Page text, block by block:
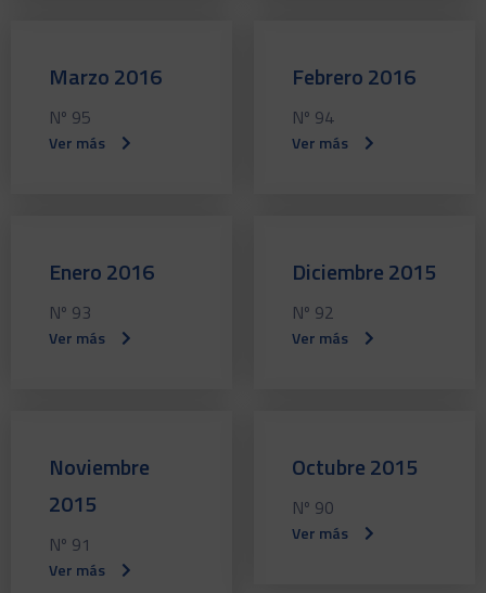
Marzo 2016
Nº 95
Ver más
Febrero 2016
Nº 94
Ver más
Enero 2016
Nº 93
Ver más
Diciembre 2015
Nº 92
Ver más
Noviembre
2015
Nº 91
Ver más
Octubre 2015
Nº 90
Ver más